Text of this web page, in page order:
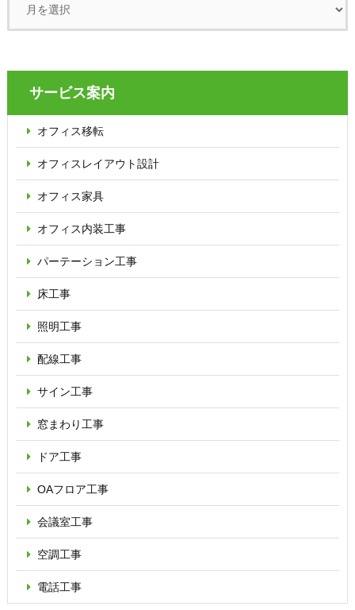
サービス案内
オフィス移転
オフィス レイアウト設計
オフィス家具
オフィス内装工事
パーテーション工事
床工事
照明工事
配線工事
サイン工事
窓まわり工事
ドア工事
OAフロア工事
会議室工事
空調工事
電話工事